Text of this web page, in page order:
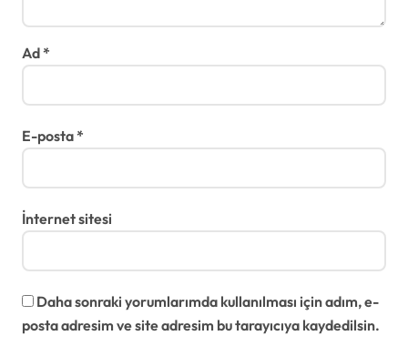
Ad*
E-posta*
İnternet sitesi
Daha sonraki yorumlarımda kullanılması için adım, e-
posta adresim ve site adresim bu tarayıcıya kaydedilsin.